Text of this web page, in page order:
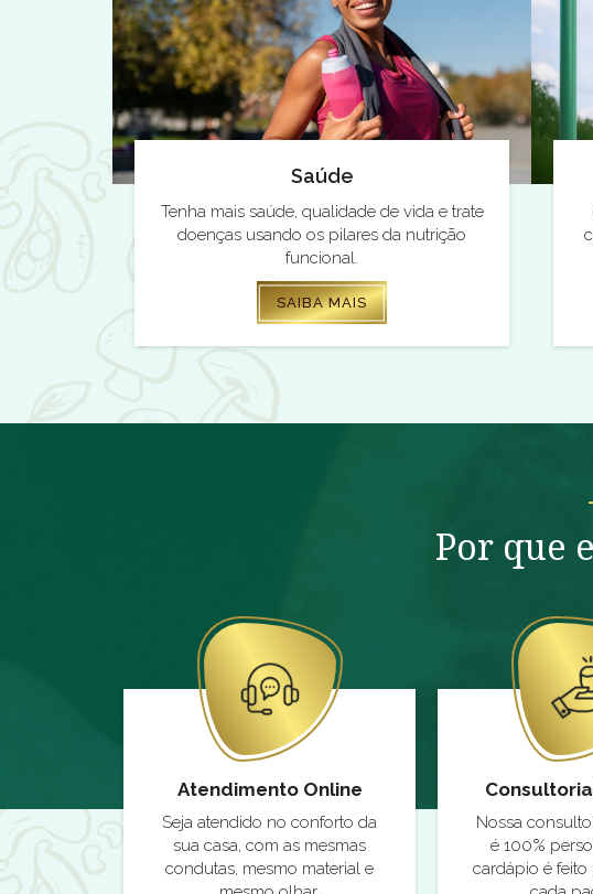
Saúde
Tenha mais saúde, qualidade de vida e trate
doenças usando os pilares da nutrição
funcional.
SAIBA MAIS
Por que
Atendimento Online
Seja atendido no conforto da
sua casa, com as mesmas
condutas, mesmo material e
Nossa
é 100%
cardápio é